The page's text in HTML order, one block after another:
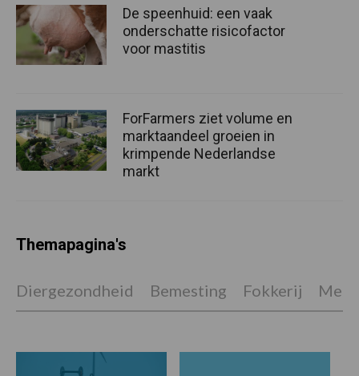
De speenhuid: een vaak
onderschatte risicofactor
voor mastitis
ForFarmers ziet volume en
marktaandeel groeien in
krimpende Nederlandse
markt
Themapagina's
Diergezondheid Bemesting Fokkerij